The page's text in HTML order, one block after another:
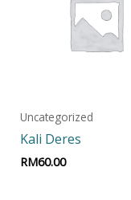
Uncategorized
Kali Deres
RM60.00